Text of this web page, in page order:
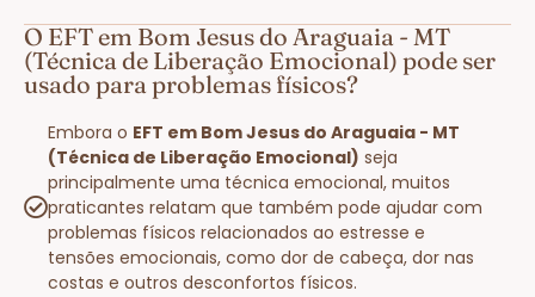
O EFT em Bom Jesus do Araguaia - MT
(Técnica de Liberação Emocional) pode ser
usado para problemas físicos?
Embora o EFT em Bom Jesus do Araguaia - MT
(Técnica de Liberação Emocional) seja
principalmente uma técnica emocional, muitos
praticantes relatam que também pode ajudar com
problemas físicos relacionados ao estresse e
tensões emocionais, como dor de cabeça, dor nas
costas e outros desconfortos físicos.